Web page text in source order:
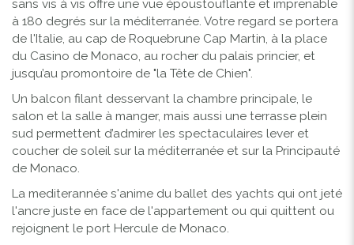
sans vis à vis offre une vue époustouflante et imprenable
à 180 degrés sur la méditerranée. Votre regard se portera
de l'Italie, au cap de Roquebrune Cap Martin, à la place
du Casino de Monaco, au rocher du palais princier, et
jusqu’au promontoire de "la Tête de Chien".
Un balcon filant desservant la chambre principale, le
salon et la salle à manger, mais aussi une terrasse plein
sud permettent d’admirer les spectaculaires lever et
coucher de soleil sur la méditerranée et sur la Principauté
de Monaco.
La mediterannée s'anime du ballet des yachts qui ont jeté
l'ancre juste en face de l'appartement ou qui quittent ou
rejoignent le port Hercule de Monaco.